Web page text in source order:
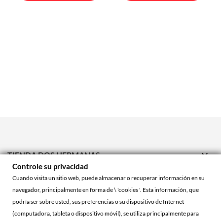
TIENDA DOS HERMANAS 
TIENDA ONLINE 
ACCOUNT
Controle su privacidad
Cuando visita un sitio web, puede almacenar o recuperar información en su
navegador, principalmente en forma de \ 'cookies '. Esta información, que
podría ser sobre usted, sus preferencias o su dispositivo de Internet
(computadora, tableta o dispositivo móvil), se utiliza principalmente para